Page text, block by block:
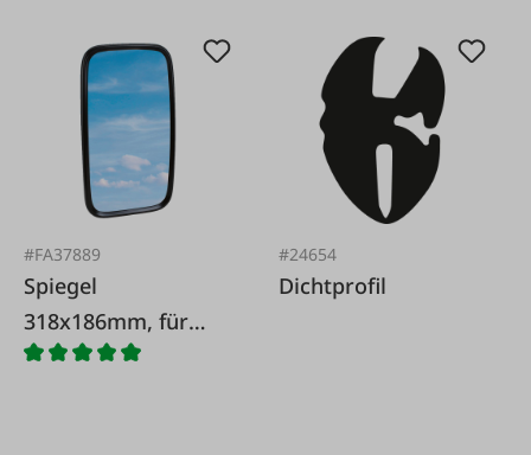
#FA37889
Spiegel
318x186mm, für
Stange 14-20mm
#24654
Dichtprofil